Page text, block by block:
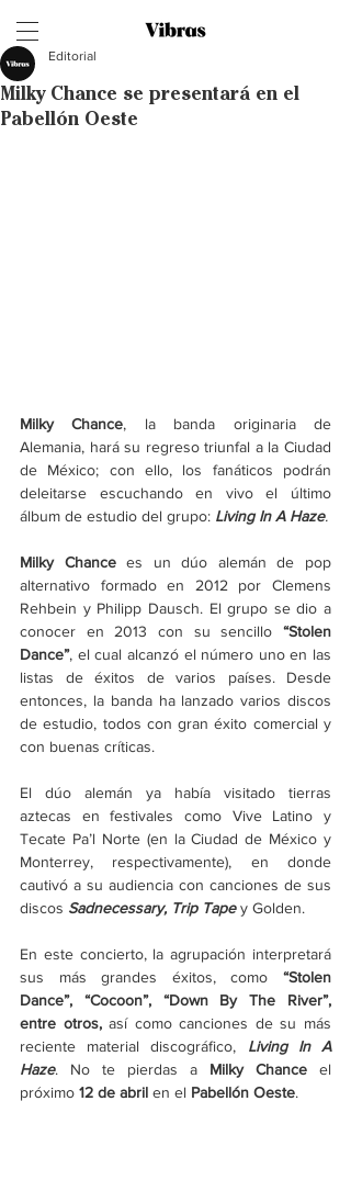
Milky Chance se presentará en el
Pabellón Oeste
Editorial
Milky Chance, la banda originaria de
Alemania, hará su regreso triunfal a la Ciudad
de México; con ello, los fanáticos podrán
deleitarse escuchando en vivo el último
álbum de estudio del grupo: Living In A Haze.
Milky Chance es un dúo alemán de pop
alternativo formado en 2012 por Clemens
Rehbein y Philipp Dausch. El grupo se dio a
conocer en 2013 con su sencillo “Stolen
Dance”, el cual alcanzó el número uno en las
listas de éxitos de varios países. Desde
entonces, la banda ha lanzado varios discos
de estudio, todos con gran éxito comercial y
con buenas críticas.
El dúo alemán ya había visitado tierras
aztecas en festivales como Vive Latino y
Tecate Pa’l Norte (en la Ciudad de México y
Monterrey, respectivamente), en donde
cautivó a su audiencia con canciones de sus
discos Sadnecessary, Trip Tape y Golden.
En este concierto, la agrupación interpretará
sus más grandes éxitos, como “Stolen
Dance”, “Cocoon”, “Down By The River”,
entre otros, así como canciones de su más
reciente material discográfico, Living In A
Haze. No te pierdas a Milky Chance el
próximo 12 de abril en el Pabellón Oeste.